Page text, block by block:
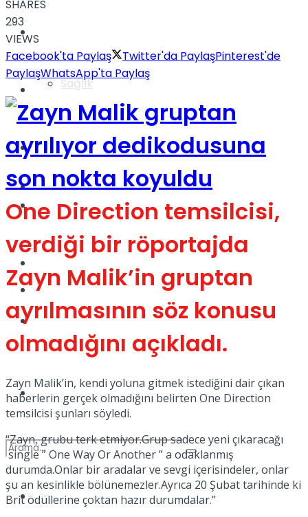
Sağlık
TV
Kadınca
Dünya
Türkiye
Türkiye
Müzik
Sinema
Tatil
Podcast
No Result
SHARES
293
VIEWS
Facebook'ta Paylaş
Twitter'da PaylaşPinterest'de
PaylaşWhatsApp'ta Paylaş
One Direction temsilcisi,
verdiği bir röportajda
Zayn Malik’in gruptan
ayrılmasının söz konusu
olmadığını açıkladı.
Zayn Malik’in, kendi yoluna gitmek istediğini dair çıkan
haberlerin gerçek olmadığını belirten One Direction
temsilcisi şunları söyledi.
“Zayn, grubu terk etmiyor.Grup sadece yeni çıkaracağı
single ” One Way Or Another ” a odaklanmış
durumda.Onlar bir aradalar ve sevgi içerisindeler, onlar
şu an kesinlikle bölünemezler.Ayrıca 20 Şubat tarihinde ki
Brit ödüllerine çoktan hazır durumdalar.”